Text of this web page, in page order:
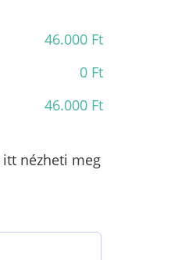
46.000 Ft
0 Ft
46.000 Ft
itt nézheti meg